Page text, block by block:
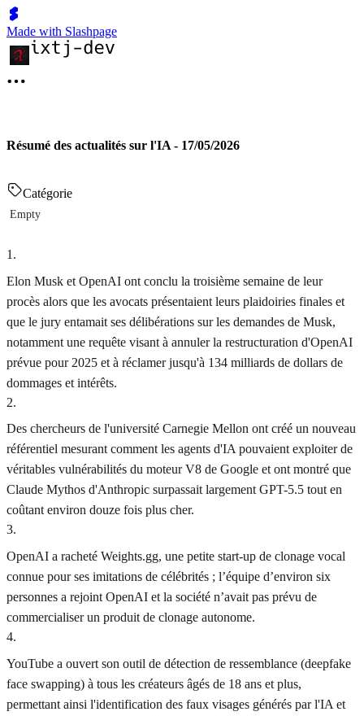
Made with Slashpage
Résumé des actualités sur l'IA - 17/05/2026
Catégorie
Empty
1 .
Elon Musk et OpenAI ont conclu la troisième semaine de leur
procès alors que les avocats présentaient leurs plaidoiries finales et
que le jury entamait ses délibérations sur les demandes de Musk,
notamment une requête visant à annuler la restructuration d'OpenAI
prévue pour 2025 et à réclamer jusqu'à 134 milliards de dollars de
dommages et intérêts.
2.
Des chercheurs de l'université Carnegie Mellon ont créé un nouveau
référentiel mesurant comment les agents d'IA pouvaient exploiter de
véritables vulnérabilités du moteur V8 de Google et ont montré que
Claude Mythos d'Anthropic surpassait largement GPT-5.5 tout en
coûtant environ douze fois plus cher.
3.
OpenAI a racheté Weights.gg, une petite start-up de clonage vocal
connue pour ses imitations de célébrités ; l’équipe d’environ six
personnes a rejoint OpenAI et la société n’avait pas prévu de
commercialiser un produit de clonage autonome.
4.
YouTube a ouvert son outil de détection de ressemblance (deepfake
face swapping) à tous les créateurs âgés de 18 ans et plus,
permettant ainsi l'identification des faux visages générés par l'IA et